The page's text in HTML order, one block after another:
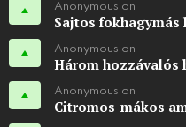
Anonymous on
Sajtos fokhagymás
Anonymous on
Három hozzávalós
Anonymous on
Citromos-mákos